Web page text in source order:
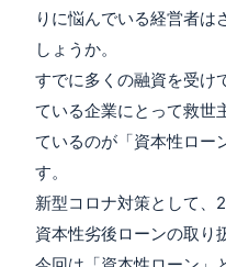
りに悩んでいる経営者は
しょうか。
すでに多くの融資を受け
ている企業にとって救世
ているのが「資本性ロー
す。
新型コロナ対策として、
資本性劣後ローンの取り